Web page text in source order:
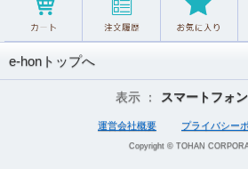
e-honトップへ
表示 ： スマートフォン
運営会社概要 プライバシー
Copyright © TOHAN